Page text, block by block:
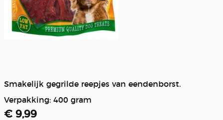
Smakelijk gegrilde reepjes van eendenborst.
Verpakking: 400 gram
€ 9,99